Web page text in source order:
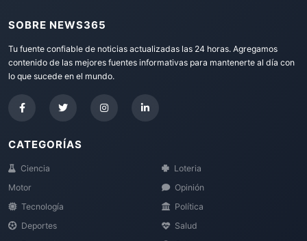
SOBRE NEWS365
Tu fuente confiable de noticias actualizadas las 24 horas. Agregamos
contenido de las mejores fuentes informativas para mantenerte al día con
lo que sucede en el mundo.
CATEGORÍAS
Ciencia
Motor
Tecnología
Deportes
Loteria
Opinión
Política
Salud